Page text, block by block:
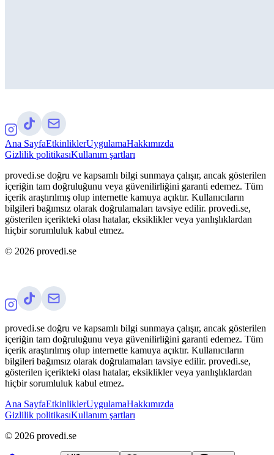
Ana SayfaEtkinliklerUygulamaHakkımızda
Gizlilik politikasıKullanım şartları
provedi.se doğru ve kapsamlı bilgi sunmaya çalışır, ancak gösterilen
içeriğin tam doğruluğunu veya güvenilirliğini garanti edemez. Tüm
içerik araştırılmış olup internette kamuya açıktır. Kullanıcıların
bilgileri bağımsız olarak doğrulamaları tavsiye edilir. provedi.se,
gösterilen içerikteki olası hatalar, eksiklikler veya yanlışlıklardan
hiçbir sorumluluk kabul etmez.
© 2026 provedi.se
provedi.se doğru ve kapsamlı bilgi sunmaya çalışır, ancak gösterilen
içeriğin tam doğruluğunu veya güvenilirliğini garanti edemez. Tüm
içerik araştırılmış olup internette kamuya açıktır. Kullanıcıların
bilgileri bağımsız olarak doğrulamaları tavsiye edilir. provedi.se,
gösterilen içerikteki olası hatalar, eksiklikler veya yanlışlıklardan
hiçbir sorumluluk kabul etmez.
Ana SayfaEtkinliklerUygulamaHakkımızda
Gizlilik politikasıKullanım şartları
© 2026 provedi.se